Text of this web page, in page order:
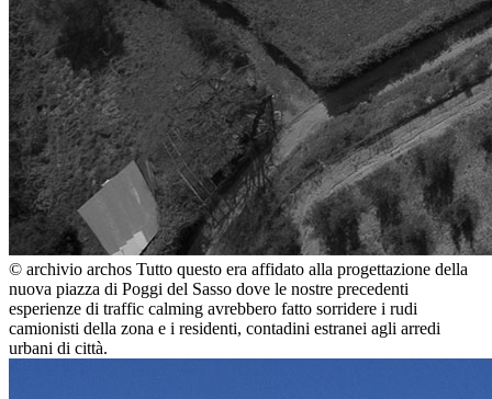
© archivio archos Tutto questo era affidato alla progettazione della
nuova piazza di Poggi del Sasso dove le nostre precedenti
esperienze di traffic calming avrebbero fatto sorridere i rudi
camionisti della zona e i residenti, contadini estranei agli arredi
urbani di città.